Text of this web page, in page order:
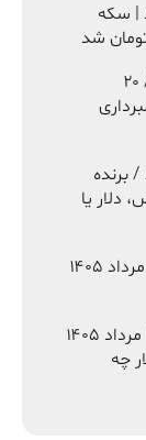
| سکه
از ارشا اقدسی تا هالیوود / ۲۰
۱۲ مرداد / برنده
دلار یا
قیمت طلا و سکه امروز ۱۲ مرداد ۱۴۰۵
نبض اقتصاد ایران امروز ۱۱ مرداد ۱۴۰۵
چه